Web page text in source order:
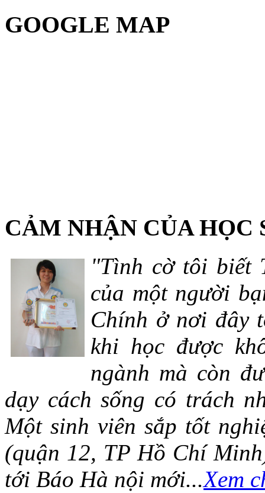
GOOGLE MAP
CẢM NHẬN CỦA HỌC
"Tình cờ tôi biết
của một người
Chính ở nơi đây
khi học được
ngành mà còn
dạy cách sống có trách
Một sinh viên sắp tốt
(quận 12, TP Hồ Chí
tới Báo Hà nội mới...Xem